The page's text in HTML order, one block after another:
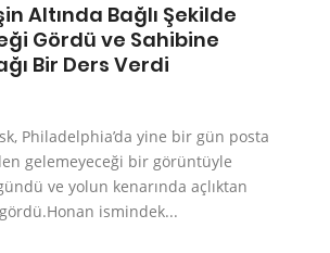
Altında Bağlı Şekilde
Gördü ve Sahibine
Bir Ders Verdi
Philadelphia’da yine bir gün posta
gelemeyeceği bir görüntüyle
ve yolun kenarında açlıktan
ismindek...